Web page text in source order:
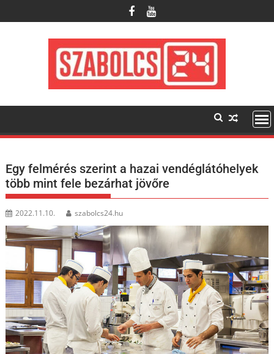
to
Egy felmérés szerint a hazai vendéglátóhelyek
több mint fele bezárhat jövőre
2022.11.10. szabolcs24.hu